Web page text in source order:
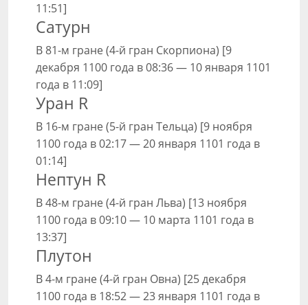
11:51]
Сатурн
В 81-м гране (4-й гран Скорпиона) [9
декабря 1100 года в 08:36 — 10 января 1101
года в 11:09]
Уран R
В 16-м гране (5-й гран Тельца) [9 ноября
1100 года в 02:17 — 20 января 1101 года в
01:14]
Нептун R
В 48-м гране (4-й гран Льва) [13 ноября
1100 года в 09:10 — 10 марта 1101 года в
13:37]
Плутон
В 4-м гране (4-й гран Овна) [25 декабря
1100 года в 18:52 — 23 января 1101 года в